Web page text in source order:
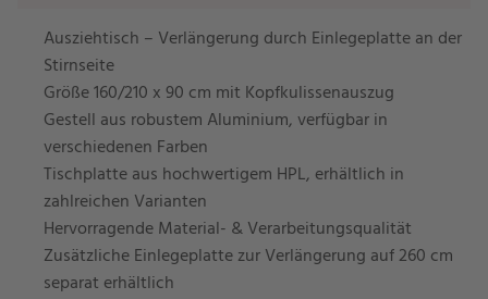
Ausziehtisch – Verlängerung durch Einlegeplatte an der
Stirnseite
Größe 160/210 x 90 cm mit Kopfkulissenauszug
Gestell aus robustem Aluminium, verfügbar in
verschiedenen Farben
Tischplatte aus hochwertigem HPL, erhältlich in
zahlreichen Varianten
Hervorragende Material- & Verarbeitungsqualität
Zusätzliche Einlegeplatte zur Verlängerung auf 260 cm
separat erhältlich